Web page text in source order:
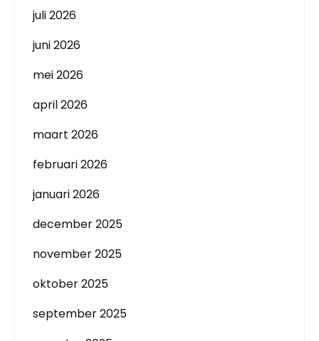
juli 2026
juni 2026
mei 2026
april 2026
maart 2026
februari 2026
januari 2026
december 2025
november 2025
oktober 2025
september 2025